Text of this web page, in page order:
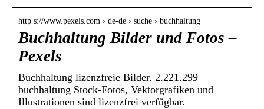
http s://www.pexels.com › de-de › suche › buchhaltung
Buchhaltung Bilder und Fotos –
Pexels
Buchhaltung lizenzfreie Bilder. 2.221.299
buchhaltung Stock-Fotos, Vektorgrafiken und
Illustrationen sind lizenzfrei verfügbar.